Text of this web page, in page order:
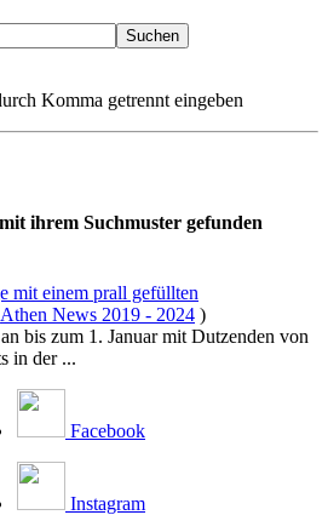
Komma getrennt eingeben
ihrem Suchmuster gefunden
mit einem prall gefüllten
Athen News 2019 - 2024 )
bis zum 1. Januar mit Dutzenden von
in der ...
Facebook
Instagram